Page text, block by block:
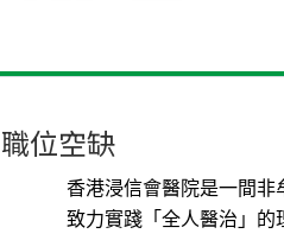
職位空缺
香港浸信會醫院是一間
致力實踐「全人醫治」的